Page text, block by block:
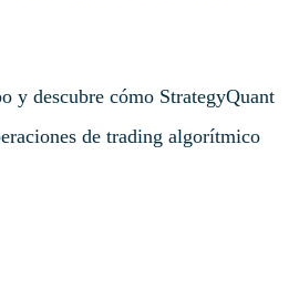
y descubre cómo StrategyQuant
de trading algorítmico